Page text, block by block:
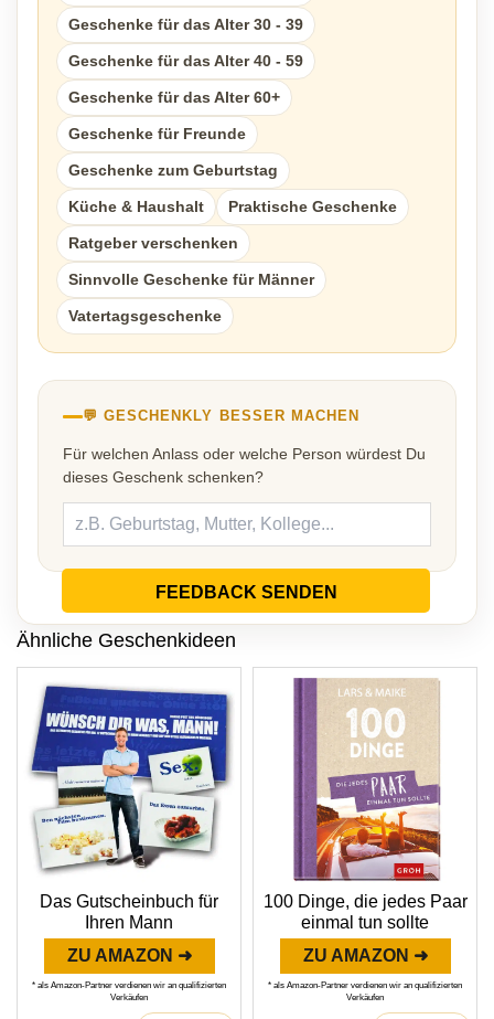
Geschenke für das Alter 30 - 39
Geschenke für das Alter 40 - 59
Geschenke für das Alter 60+
Geschenke für Freunde
Geschenke zum Geburtstag
Küche & Haushalt Praktische Geschenke
Ratgeber verschenken
Sinnvolle Geschenke für Männer
Vatertagsgeschenke
💬 GESCHENKLY BESSER MACHEN
Für welchen Anlass oder welche Person würdest Du
dieses Geschenk schenken?
FEEDBACK SENDEN
Ähnliche Geschenkideen
Das Gutscheinbuch für
Ihren Mann
ZU AMAZON ➜
* als Amazon-Partner verdienen wir an qualifizierten
Verkäufen
100 Dinge, die jedes Paar
einmal tun sollte
ZU AMAZON ➜
* als Amazon-Partner verdienen wir an qualifizierten
Verkäufen